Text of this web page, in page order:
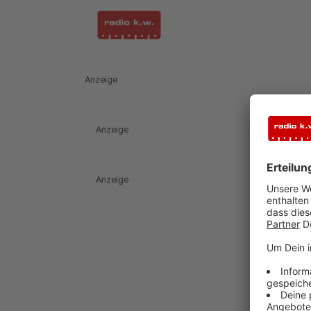
Anzeige
Anzeige
Anzeige